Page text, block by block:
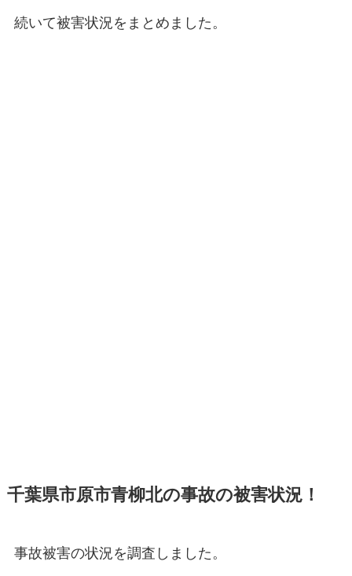
続いて被害状況をまとめました。
千葉県市原市青柳北の事故の被害状況！
事故被害の状況を調査しました。